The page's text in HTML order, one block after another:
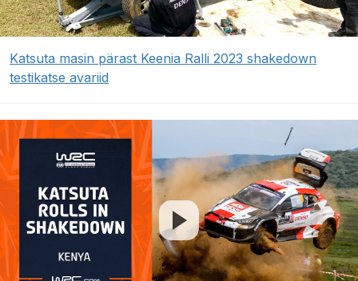
Katsuta masin pärast Keenia Ralli 2023 shakedown
testikatse avariid